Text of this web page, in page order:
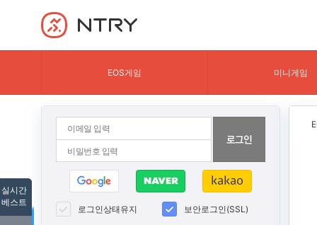
NTRY
EOS게임 미니게임
로그인상태유지 보안로그인(SSL)
실시간
베스트